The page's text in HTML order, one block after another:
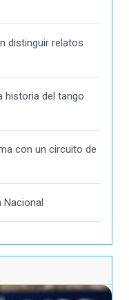
distinguir relatos
historia del tango
con un circuito de
Nacional